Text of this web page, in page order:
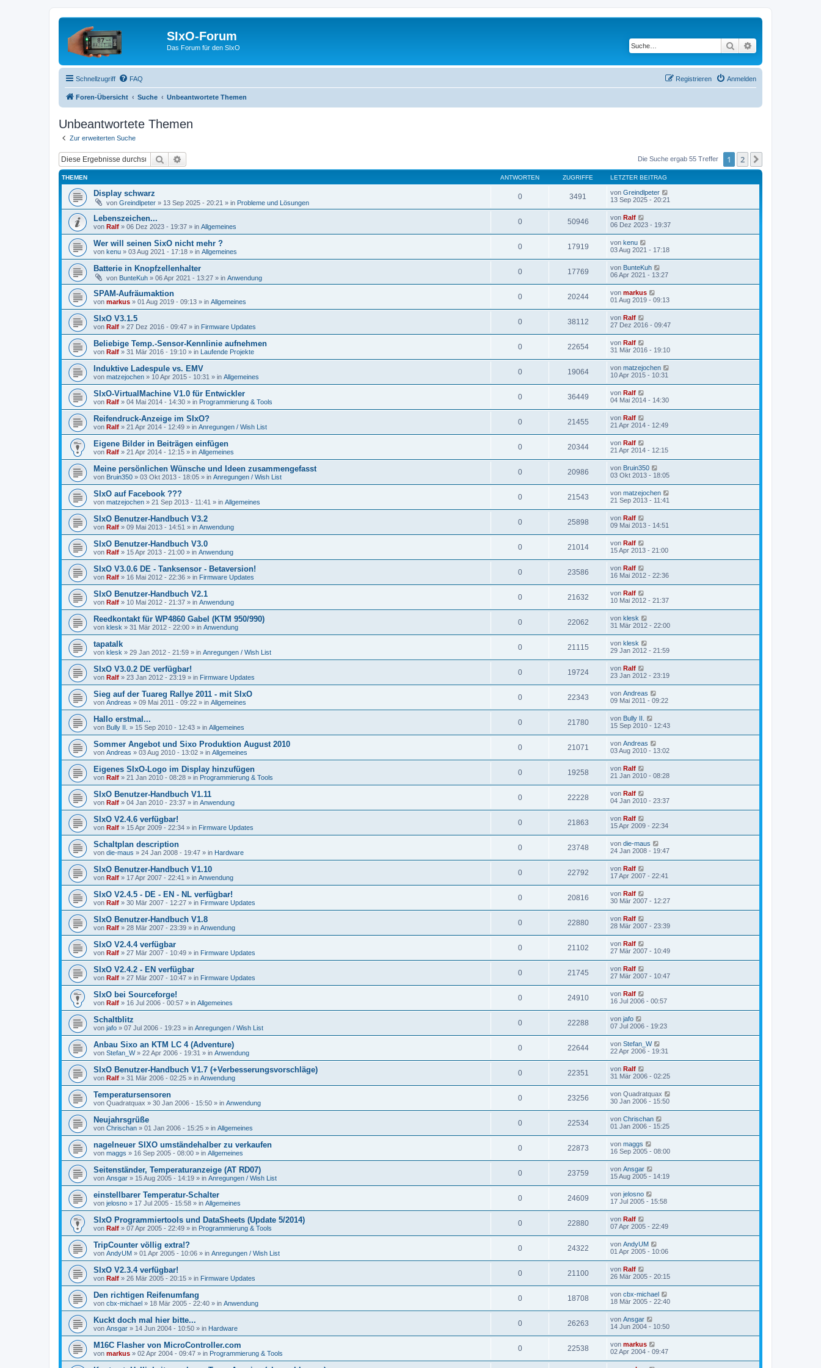
SIxO-Forum
Das Forum für den SIxO Suche
Schnellzugriff FAQ Anmelden
Registrieren
Foren-Übersicht Suche Unbeantwortete Themen
Unbeantwortete Themen
Zur erweiterten Suche
Suche Die Suche ergab 55 Treffer 1 2
THEMEN ANTWORTEN ZUGRIFFE LETZTER BEITRAG
Display schwarz
von Greindlpeter » 13 Sep 2025 - 20:21 » in Probleme und Lösungen
0 3491 von Greindlpeter
13 Sep 2025 - 20:21
Lebenszeichen...
von Ralf » 06 Dez 2023 - 19:37 » in Allgemeines
0 50946 von Ralf
06 Dez 2023 - 19:37
Wer will seinen SixO nicht mehr ?
von kenu » 03 Aug 2021 - 17:18 » in Allgemeines
0 17919 von kenu
03 Aug 2021 - 17:18
Batterie in Knopfzellenhalter
von BunteKuh » 06 Apr 2021 - 13:27 » in Anwendung
0 17769 von BunteKuh
06 Apr 2021 - 13:27
SPAM-Aufräumaktion
von markus » 01 Aug 2019 - 09:13 » in Allgemeines
0 20244 von markus
01 Aug 2019 - 09:13
SIxO V3.1.5
von Ralf » 27 Dez 2016 - 09:47 » in Firmware Updates
0 38112 von Ralf
27 Dez 2016 - 09:47
Beliebige Temp.-Sensor-Kennlinie aufnehmen
von Ralf » 31 Mär 2016 - 19:10 » in Laufende Projekte
0 22654 von Ralf
31 Mär 2016 - 19:10
Induktive Ladespule vs. EMV
von matzejochen » 10 Apr 2015 - 10:31 » in Allgemeines
0 19064 von matzejochen
10 Apr 2015 - 10:31
SIxO-VirtualMachine V1.0 für Entwickler
von Ralf » 04 Mai 2014 - 14:30 » in Programmierung & Tools
0 36449 von Ralf
04 Mai 2014 - 14:30
Reifendruck-Anzeige im SIxO?
von Ralf » 21 Apr 2014 - 12:49 » in Anregungen / Wish List
0 21455 von Ralf
21 Apr 2014 - 12:49
Eigene Bilder in Beiträgen einfügen
von Ralf » 21 Apr 2014 - 12:15 » in Allgemeines
0 20344 von Ralf
21 Apr 2014 - 12:15
Meine persönlichen Wünsche und Ideen zusammengefasst
von Bruin350 » 03 Okt 2013 - 18:05 » in Anregungen / Wish List
0 20986 von Bruin350
03 Okt 2013 - 18:05
SIxO auf Facebook ???
von matzejochen » 21 Sep 2013 - 11:41 » in Allgemeines
0 21543 von matzejochen
21 Sep 2013 - 11:41
SIxO Benutzer-Handbuch V3.2
von Ralf » 09 Mai 2013 - 14:51 » in Anwendung
0 25898 von Ralf
09 Mai 2013 - 14:51
SIxO Benutzer-Handbuch V3.0
von Ralf » 15 Apr 2013 - 21:00 » in Anwendung
0 21014 von Ralf
15 Apr 2013 - 21:00
SIxO V3.0.6 DE - Tanksensor - Betaversion!
von Ralf » 16 Mai 2012 - 22:36 » in Firmware Updates
0 23586 von Ralf
16 Mai 2012 - 22:36
SIxO Benutzer-Handbuch V2.1
von Ralf » 10 Mai 2012 - 21:37 » in Anwendung
0 21632 von Ralf
10 Mai 2012 - 21:37
Reedkontakt für WP4860 Gabel (KTM 950/990)
von klesk » 31 Mär 2012 - 22:00 » in Anwendung
0 22062 von klesk
31 Mär 2012 - 22:00
tapatalk
von klesk » 29 Jan 2012 - 21:59 » in Anregungen / Wish List
0 21115 von klesk
29 Jan 2012 - 21:59
SIxO V3.0.2 DE verfügbar!
von Ralf » 23 Jan 2012 - 23:19 » in Firmware Updates
0 19724 von Ralf
23 Jan 2012 - 23:19
Sieg auf der Tuareg Rallye 2011 - mit SIxO
von Andreas » 09 Mai 2011 - 09:22 » in Allgemeines
0 22343 von Andreas
09 Mai 2011 - 09:22
Hallo erstmal...
von Bully II. » 15 Sep 2010 - 12:43 » in Allgemeines
0 21780 von Bully II.
15 Sep 2010 - 12:43
Sommer Angebot und Sixo Produktion August 2010
von Andreas » 03 Aug 2010 - 13:02 » in Allgemeines
0 21071 von Andreas
03 Aug 2010 - 13:02
Eigenes SIxO-Logo im Display hinzufügen
von Ralf » 21 Jan 2010 - 08:28 » in Programmierung & Tools
0 19258 von Ralf
21 Jan 2010 - 08:28
SIxO Benutzer-Handbuch V1.11
von Ralf » 04 Jan 2010 - 23:37 » in Anwendung
0 22228 von Ralf
04 Jan 2010 - 23:37
SIxO V2.4.6 verfügbar!
von Ralf » 15 Apr 2009 - 22:34 » in Firmware Updates
0 21863 von Ralf
15 Apr 2009 - 22:34
Schaltplan description
von die-maus » 24 Jan 2008 - 19:47 » in Hardware
0 23748 von die-maus
24 Jan 2008 - 19:47
SIxO Benutzer-Handbuch V1.10
von Ralf » 17 Apr 2007 - 22:41 » in Anwendung
0 22792 von Ralf
17 Apr 2007 - 22:41
SIxO V2.4.5 - DE - EN - NL verfügbar!
von Ralf » 30 Mär 2007 - 12:27 » in Firmware Updates
0 20816 von Ralf
30 Mär 2007 - 12:27
SIxO Benutzer-Handbuch V1.8
von Ralf » 28 Mär 2007 - 23:39 » in Anwendung
0 22880 von Ralf
28 Mär 2007 - 23:39
SIxO V2.4.4 verfügbar
von Ralf » 27 Mär 2007 - 10:49 » in Firmware Updates
0 21102 von Ralf
27 Mär 2007 - 10:49
SIxO V2.4.2 - EN verfügbar
von Ralf » 27 Mär 2007 - 10:47 » in Firmware Updates
0 21745 von Ralf
27 Mär 2007 - 10:47
SIxO bei Sourceforge!
von Ralf » 16 Jul 2006 - 00:57 » in Allgemeines
0 24910 von Ralf
16 Jul 2006 - 00:57
Schaltblitz
von jafo » 07 Jul 2006 - 19:23 » in Anregungen / Wish List
0 22288 von jafo
07 Jul 2006 - 19:23
Anbau Sixo an KTM LC 4 (Adventure)
von Stefan_W» 22 Apr 2006 - 19:31 » in Anwendung
0 22644 von Stefan_W
22 Apr 2006 - 19:31
SIxO Benutzer-Handbuch V1.7 (+Verbesserungsvorschläge)
von Ralf » 31 Mär 2006 - 02:25 » in Anwendung
0 22351 von Ralf
31 Mär 2006 - 02:25
Temperatursensoren
von Quadratquax » 30 Jan 2006 - 15:50 » in Anwendung
0 23256 von Quadratquax
30 Jan 2006 - 15:50
Neujahrsgrüße
von Chrischan » 01 Jan 2006 - 15:25 » in Allgemeines
0 22534 von Chrischan
01 Jan 2006 - 15:25
nagelneuer SIXO umständehalber zu verkaufen
von maggs » 16 Sep 2005 - 08:00 » in Allgemeines
0 22873 von maggs
16 Sep 2005 - 08:00
Seitenständer, Temperaturanzeige (AT RD07)
von Ansgar » 15 Aug 2005 - 14:19 » in Anregungen / Wish List
0 23759 von Ansgar
15 Aug 2005 - 14:19
einstellbarer Temperatur-Schalter
von jelosno » 17 Jul 2005 - 15:58 » in Allgemeines
0 24609 von jelosno
17 Jul 2005 - 15:58
SIxO Programmiertools und DataSheets (Update 5/2014)
von Ralf » 07 Apr 2005 - 22:49 » in Programmierung & Tools
0 22880 von Ralf
07 Apr 2005 - 22:49
TripCounter völlig extra!?
von AndyUM » 01 Apr 2005 - 10:06 » in Anregungen / Wish List
0 24322 von AndyUM
01 Apr 2005 - 10:06
SIxO V2.3.4 verfügbar!
von Ralf » 26 Mär 2005 - 20:15 » in Firmware Updates
0 21100 von Ralf
26 Mär 2005 - 20:15
Den richtigen Reifenumfang
von cbx-michael » 18 Mär 2005 - 22:40 » in Anwendung
0 18708 von cbx-michael
18 Mär 2005 - 22:40
Kuckt doch mal hier bitte...
von Ansgar » 14 Jun 2004 - 10:50 » in Hardware
0 26263 von Ansgar
14 Jun 2004 - 10:50
M16C Flasher von MicroController.com
von markus » 02 Apr 2004 - 09:47 » in Programmierung & Tools
0 22538 von markus
02 Apr 2004 - 09:47